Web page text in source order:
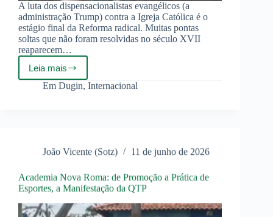
A luta dos dispensacionalistas evangélicos (a
administração Trump) contra a Igreja Católica é o
estágio final da Reforma radical. Muitas pontas
soltas que não foram resolvidas no século XVII
reaparecem…
Leia mais
A
Civilização
Contra
Em Dugin,Internacional
João Vicente (Sotz) 11 de junho de 2026
Academia Nova Roma: de Promoção a Prática de
Esportes, a Manifestação da QTP